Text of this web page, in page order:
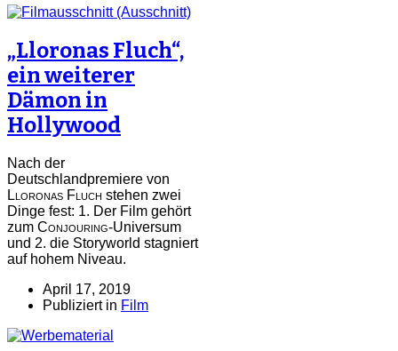
„Lloronas Fluch“,
ein weiterer
Dämon in
Hollywood
Nach der
Deutschlandpremiere von
Lloronas Fluch stehen zwei
Dinge fest: 1. Der Film gehört
zum Conjouring-Universum
und 2. die Storyworld stagniert
auf hohem Niveau.
April 17, 2019
Publiziert in Film